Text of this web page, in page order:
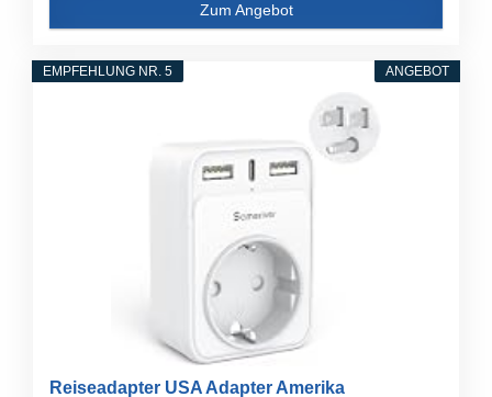
Zum Angebot
ANGEBOT
EMPFEHLUNG NR. 5
Reiseadapter USA Adapter Amerika